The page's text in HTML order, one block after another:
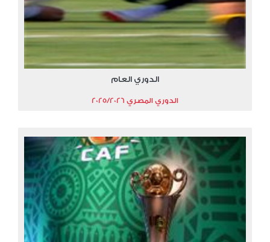
الدوري العام
الدوري المصري 2025/2026